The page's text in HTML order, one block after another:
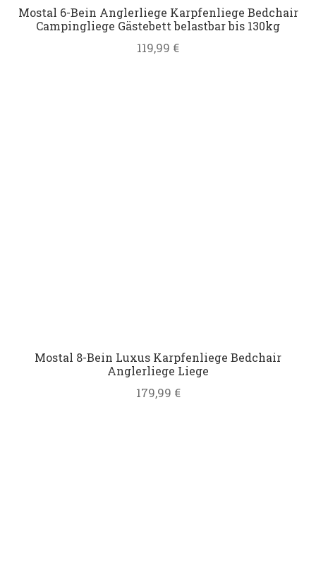
Datenschutz
Mostal 6-Bein Anglerliege Karpfenliege Bedchair
Campingliege Gästebett belastbar bis 130kg
119,99 €
Mostal 8-Bein Luxus Karpfenliege Bedchair
Anglerliege Liege
179,99 €